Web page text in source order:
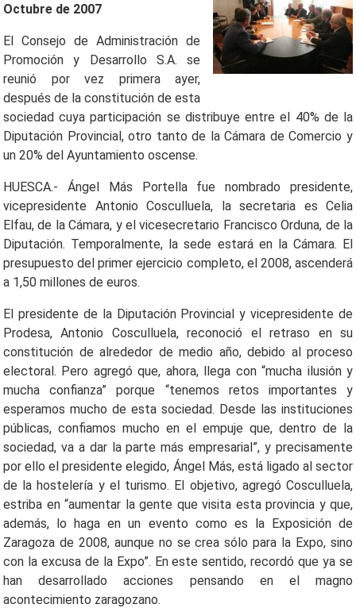
Octubre de 2007
El Consejo de Administración de
Promoción y Desarrollo S.A. se
reunió por vez primera ayer,
después de la constitución de esta
sociedad cuya participación se distribuye entre el 40% de la
Diputación Provincial, otro tanto de la Cámara de Comercio y
un 20% del Ayuntamiento oscense.
HUESCA.- Ángel Más Portella fue nombrado presidente,
vicepresidente Antonio Cosculluela, la secretaria es Celia
Elfau, de la Cámara, y el vicesecretario Francisco Orduna, de la
Diputación. Temporalmente, la sede estará en la Cámara. El
presupuesto del primer ejercicio completo, el 2008, ascenderá
a 1,50 millones de euros.
El presidente de la Diputación Provincial y vicepresidente de
Prodesa, Antonio Cosculluela, reconoció el retraso en su
constitución de alrededor de medio año, debido al proceso
electoral. Pero agregó que, ahora, llega con “mucha ilusión y
mucha confianza” porque “tenemos retos importantes y
esperamos mucho de esta sociedad. Desde las instituciones
públicas, confiamos mucho en el empuje que, dentro de la
sociedad, va a dar la parte más empresarial”, y precisamente
por ello el presidente elegido, Ángel Más, está ligado al sector
de la hostelería y el turismo. El objetivo, agregó Cosculluela,
estriba en “aumentar la gente que visita esta provincia y que,
además, lo haga en un evento como es la Exposición de
Zaragoza de 2008, aunque no se crea sólo para la Expo, sino
con la excusa de la Expo”. En este sentido, recordó que ya se
han desarrollado acciones pensando en el magno
acontecimiento zaragozano.